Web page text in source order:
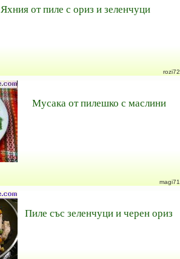
Яхния от пиле с ориз и зеленчуци
rozi72
Мусака от пилешко с маслини
magi71
Пиле със зеленчуци и черен ориз